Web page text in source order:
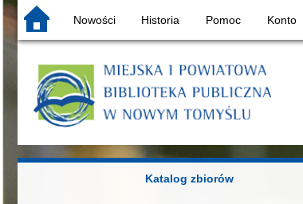
Nowości Historia Pomoc Konto
Katalog zbiorów